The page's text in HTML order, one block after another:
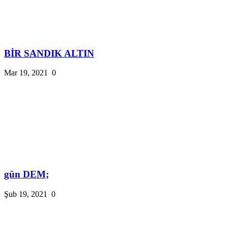
BİR SANDIK ALTIN
Mar 19, 2021 0
gün DEM;
Şub 19, 2021 0